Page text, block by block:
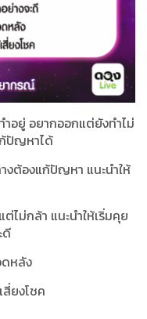
อยู่ อยากออกแต่ยังทำไม่
ปัญหาได้
งต้องแก้ปัญหา แนะนำให้
ไม่กล้า แนะนำให้เริ่มคุย
ดี
หลัง
สี่ยงโชค